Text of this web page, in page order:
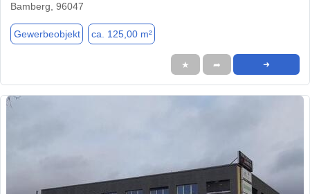
Bamberg, 96047
Gewerbeobjekt ca. 125,00 m²
★ ➦ ➜